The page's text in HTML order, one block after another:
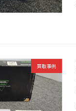
買取事例